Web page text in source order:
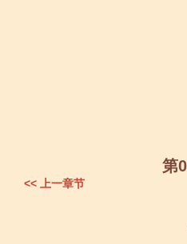
第
<< 上一章节
孙玲的死